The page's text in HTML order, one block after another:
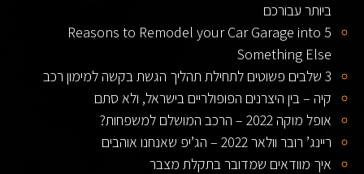
ביותר עבורכם
5 Reasons to Remodel your Car Garage into
Something Else
3 שלבים פשוטים לתחילת תהליך הגשת בקשה למימון רכב
קיה – בין היצרנים הפופולריים בישראל, ולא סתם
אופל מוקה 2022 – הרכב המושלם למשפחות?
ריינג’ רובר וולאר 2022 – הג’יפ שאנחנו אוהבים
איך מוודאים שמדובר בתקלת מצבר